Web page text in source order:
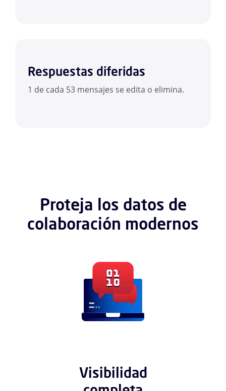
Respuestas diferidas
1 de cada 53 mensajes se edita o elimina.
Proteja los datos de
colaboración modernos
Visibilidad